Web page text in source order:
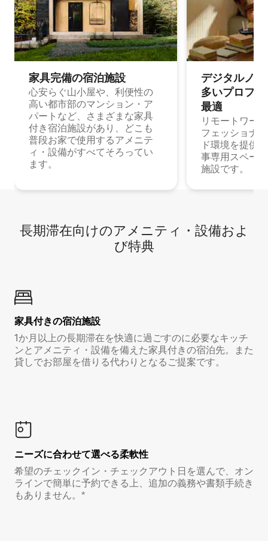
家具完備の宿⁠泊⁠施⁠設
心安らぐ山小屋や、利便性の
高い都市部のマンション・ア
パートなど、さまざまな家具
付き宿泊施設があり、どこも
普段お家で使用するアメニテ
ィ・設備がすべてそろってい
ます。
デジタルノ
多⁠いプ⁠ロ⁠フ⁠
最⁠適
リモートワー
フェッショナ
ド環境を提供
事専用スペー
施設です。
長期滞在向け⁠のア⁠メ⁠ニ⁠テ⁠ィ⁠・設⁠備⁠およ
び特⁠典
家具付き⁠の宿⁠泊⁠施⁠設
1か月以上の長期滞在を快適に過ごすのに必要なキッチ
ンとアメニティ・設備を備えた家具付きの宿泊先。また
貸しでお部屋を借りる代わりとなるご提案です。
ニーズに合わせて選べる柔軟性
希望のチェックイン・チェックアウト日を選んで、オン
ラインで簡単に予約できる上、追加の義務や書類手続き
もありません。*